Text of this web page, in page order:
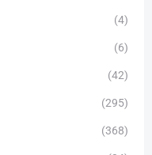
(4)
(6)
(42)
(295)
(368)